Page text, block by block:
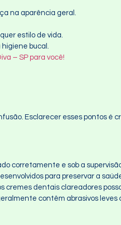
na aparência geral.
estilo de vida.
bucal.
– SP para você!
Esclarecer esses pontos é
corretamente e sob a
para preservar a
cremes dentais clareadores
contêm abrasivos leves